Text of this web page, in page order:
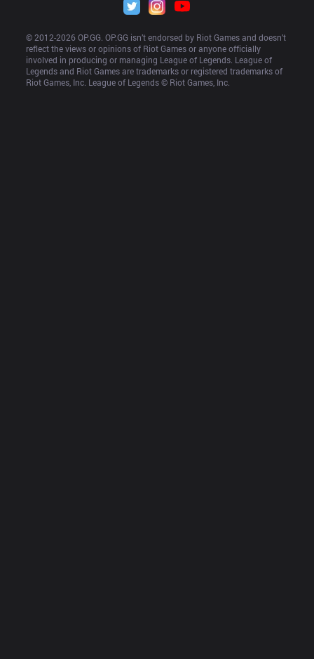
© 2012-2026 OP.GG. OP.GG isn’t endorsed by Riot Games and doesn’t
reflect the views or opinions of Riot Games or anyone officially
involved in producing or managing League of Legends. League of
Legends and Riot Games are trademarks or registered trademarks of
Riot Games, Inc. League of Legends © Riot Games, Inc.